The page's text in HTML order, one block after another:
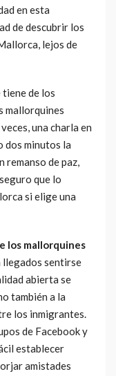
en esta
de descubrir los
lejos de
tiene de los
mallorquines
una charla en
dos minutos la
remanso de paz,
que lo
si elige una
los mallorquines
llegados sentirse
abierta se
también a la
los inmigrantes.
de Facebook y
establecer
amistades